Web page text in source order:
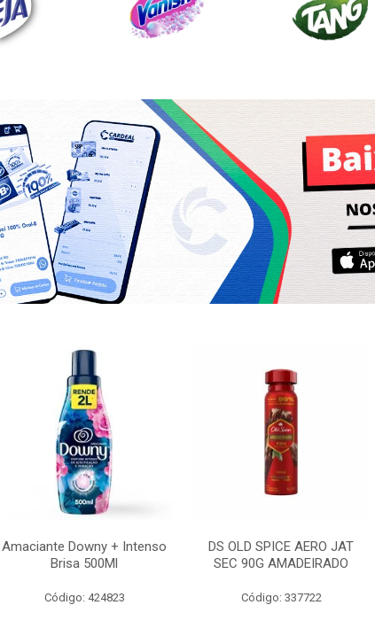
Amaciante Downy + Intenso
Brisa 500Ml
Código: 424823
DS OLD SPICE AERO JAT
SEC 90G AMADEIRADO
Código: 337722